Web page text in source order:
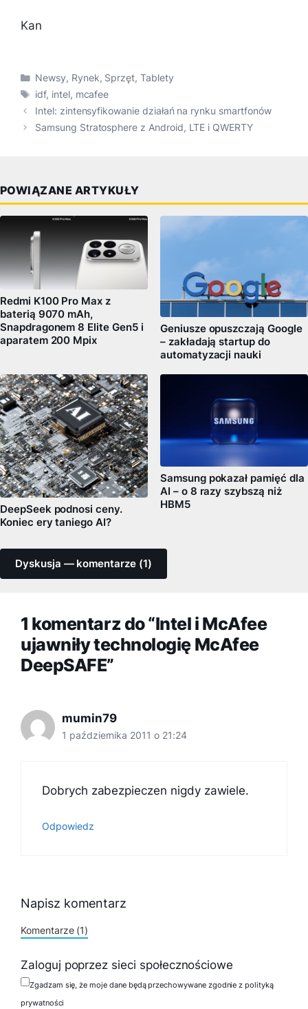
Kan
Kategorie
Newsy, Rynek, Sprzęt,Tablety
Tagi
idf, intel, mcafee
Intel: zintensyfikowanie działań na rynku smartfonów
Samsung Stratosphere z Android, LTE i QWERTY
POWIĄZANE ARTYKUŁY
Redmi K100 Pro Max z
baterią 9070 mAh,
Snapdragonem 8 Elite Gen5 i
aparatem 200 Mpix
Geniusze opuszczają Google
– zakładają startup do
automatyzacji nauki
DeepSeek podnosi ceny.
Koniec ery taniego AI?
Samsung pokazał pamięć dla
AI – o 8 razy szybszą niż
HBM5
Dyskusja — komentarze (1)
1 komentarz do “Intel i McAfee
ujawniły technologię McAfee
DeepSAFE”
mumin79
1 października 2011 o 21:24
Dobrych zabezpieczen nigdy zawiele.
Odpowiedz
Napisz komentarz
Komentarze (1)
Zaloguj poprzez sieci społecznościowe
Zgadzam się, że moje dane będą przechowywane zgodnie z polityką
prywatności